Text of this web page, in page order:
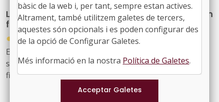
La UE finança 117 projectes de recerca per a un
futur més verd amb 742 milions d'euros
●
30/07/2026
Els projectes, que ja han signat els convenis de
subvenció amb la Comissió, compten amb un
finançament conjunt de 742,5 milions d'euros i
contribuiran als objectius del Pacte Verd Europeu, fent
bàsic de la web i, per tant, sempre estan actives.
Altrament, també utilitzem galetes de tercers,
aquestes són opcionals i es poden configurar des
de la opció de Configurar Galetes.
Més informació en la nostra Política de Galetes.